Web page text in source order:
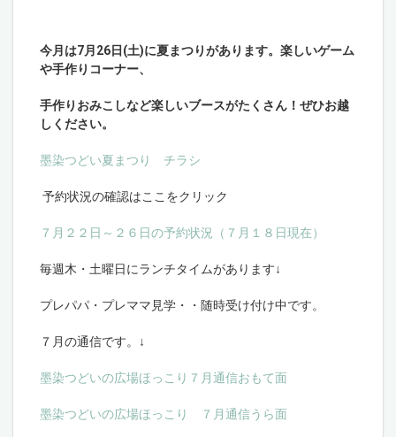
今月は7月26日(土)に夏まつりがあります。楽しいゲーム
や手作りコーナー、
手作りおみこしなど楽しいブースがたくさん！ぜひお越
しください。
墨染つどい夏まつり チラシ
予約状況の確認はここをクリック
７月２２日～２６日の予約状況（７月１８日現在）
毎週木・土曜日にランチタイムがあります↓
プレパパ・プレママ見学・・随時受け付け中です。
７月の通信です。↓
墨染つどいの広場ほっこり７月通信おもて面
墨染つどいの広場ほっこり ７月通信うら面